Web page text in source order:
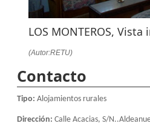
LOS MONTEROS,
(Autor:RETU)
Contacto
Tipo:Alojamientos rurales
Dirección:Calle Acacias, S/